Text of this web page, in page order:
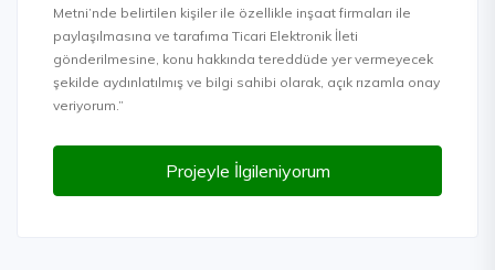
Metni’nde belirtilen kişiler ile özellikle inşaat firmaları ile
paylaşılmasına ve tarafıma Ticari Elektronik İleti
gönderilmesine, konu hakkında tereddüde yer vermeyecek
şekilde aydınlatılmış ve bilgi sahibi olarak, açık rızamla onay
veriyorum.”
Projeyle İlgileniyorum